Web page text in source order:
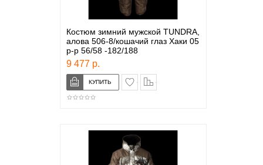
Костюм зимний мужской TUNDRA,
алова 506-8/кошачий глаз Хаки 05
р-р 56/58 -182/188
9 477 р.
в закладки